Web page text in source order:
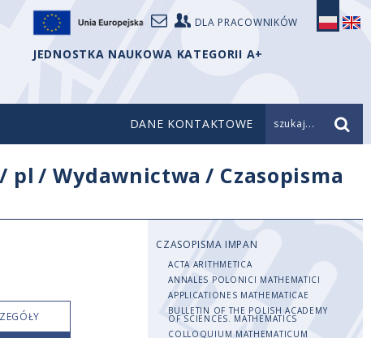
DLA PRACOWNIKÓW
JEDNOSTKA NAUKOWA KATEGORII A+
DANE KONTAKTOWE szukaj...
/ pl /Wydawnictwa / Czasopisma
CZASOPISMA IMPAN
ACTA ARITHMETICA
ANNALES POLONICI MATHEMATICI
APPLICATIONES MATHEMATICAE
BULLETIN OF THE POLISH ACADEMY
OF SCIENCES. MATHEMATICS
COLLOQUIUM MATHEMATICUM